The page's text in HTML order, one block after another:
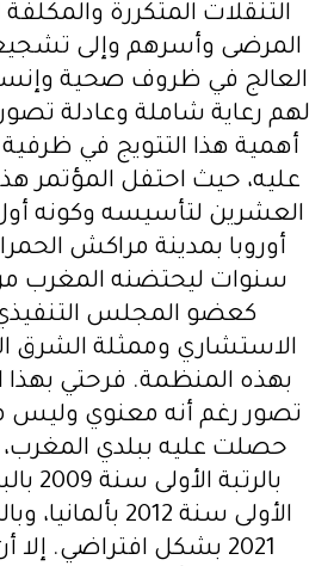
التنقلات المتكررة
المرضى وأسرهم وإلى
العالج في ظروف صحية
لهم رعاية شاملة وعادلة
أهمية هذا التتويج في
عليه، حيث احتفل المؤتمر
العشرين لتأسيسه وكونه
أوروبا بمدينة مراكش
سنوات ليحتضنه المغرب
كعضو المجلس
الاستشاري وممثلة الشرق
بهذه المنظمة. فرحتي بهذا
تصور رغم أنه معنوي وليس
حصلت عليه ببلدي
الأولى سنة 2012
2021 بشكل افتراضي.